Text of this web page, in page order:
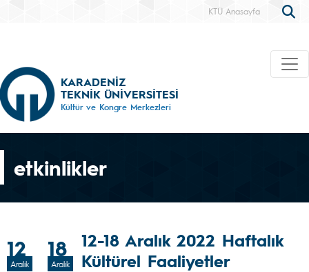
KTÜ Anasayfa
KARADENİZ
TEKNİK ÜNİVERSİTESİ
Kültür ve Kongre Merkezleri
etkinlikler
12
Aralık
18
Aralık
12-18 Aralık 2022 Haftalık
Kültürel Faaliyetler